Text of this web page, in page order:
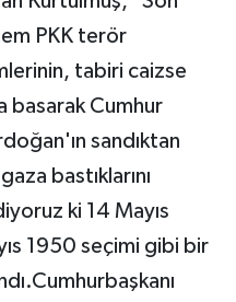
PKK terör
tabiri caizse
basarak Cumhur
sandıktan
bastıklarını
ki 14 Mayıs
1950 seçimi gibi bir